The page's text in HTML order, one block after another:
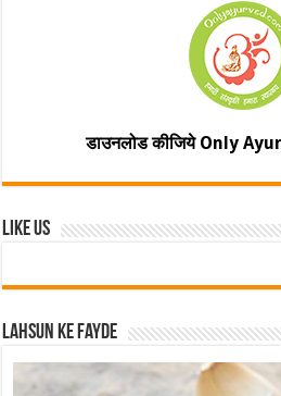
डाउनलोड कीजिये Only
Like Us
Lahsun ke fayde